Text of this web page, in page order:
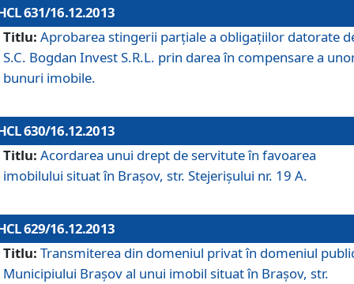
631/16.12.2013
Titlu: Aprobarea stingerii parţiale a obligaţiilor datorate
S.C. Bogdan Invest S.R.L. prin darea în compensare a
bunuri imobile.
630/16.12.2013
Titlu: Acordarea unui drept de servitute în favoarea
imobilului situat în Braşov, str. Stejerişului nr. 19 A.
629/16.12.2013
Titlu: Transmiterea din domeniul privat în domeniul
Municipiului Braşov al unui imobil situat în Braşov, str.